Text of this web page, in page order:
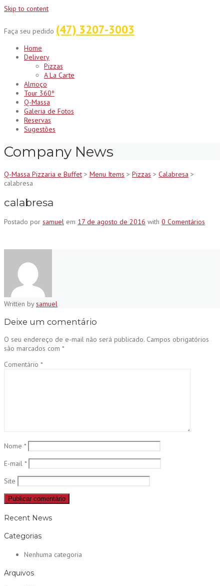
Skip to content
Faça seu pedido (47) 3207-3003
Home
Delivery
Pizzas
A La Carte
Almoço
Tour 360º
Q-Massa
Galeria de Fotos
Reservas
Sugestões
Company News
Q-Massa Pizzaria e Buffet > Menu Items > Pizzas > Calabresa >
calabresa
calabresa
Postado por samuel em 17 de agosto de 2016 with 0 Comentários
Written bysamuel
Deixe um comentário
O seu endereço de e-mail não será publicado. Campos obrigatórios
são marcados com *
Comentário *
Nome *
E-mail *
Site
Recent News
Categorias
Nenhuma categoria
Arquivos